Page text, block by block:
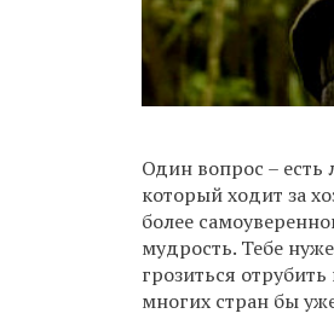
Один вопрос – есть
который ходит за
более
мудрость. Тебе
грозиться
многих стран бы